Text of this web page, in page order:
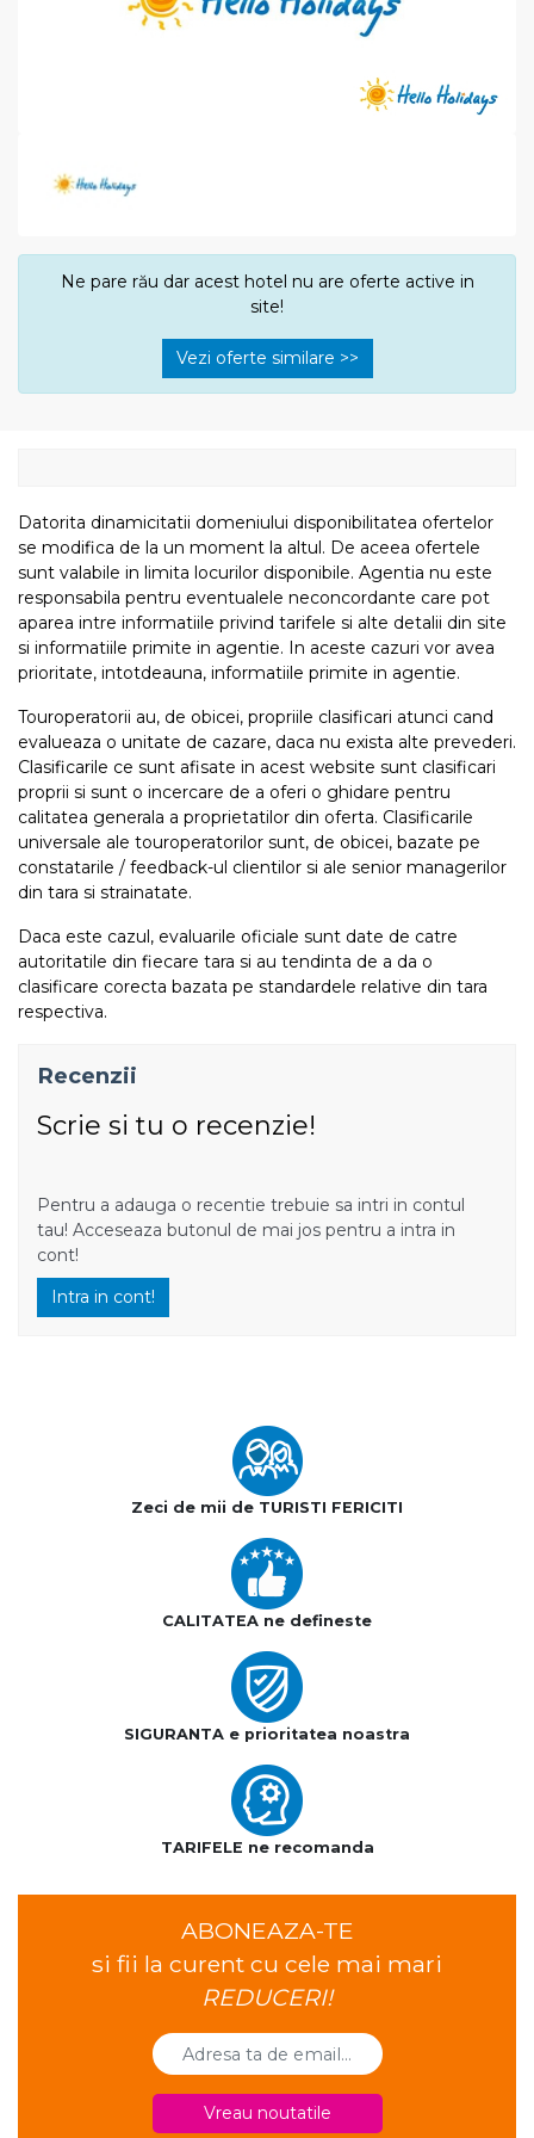
Ne pare rău dar acest hotel nu are oferte active in
site!
Vezi oferte similare >>
Datorita dinamicitatii domeniului disponibilitatea ofertelor
se modifica de la un moment la altul. De aceea ofertele
sunt valabile in limita locurilor disponibile. Agentia nu este
responsabila pentru eventualele neconcordante care pot
aparea intre informatiile privind tarifele si alte detalii din site
si informatiile primite in agentie. In aceste cazuri vor avea
prioritate, intotdeauna, informatiile primite in agentie.
Touroperatorii au, de obicei, propriile clasificari atunci cand
evalueaza o unitate de cazare, daca nu exista alte prevederi.
Clasificarile ce sunt afisate in acest website sunt clasificari
proprii si sunt o incercare de a oferi o ghidare pentru
calitatea generala a proprietatilor din oferta. Clasificarile
universale ale touroperatorilor sunt, de obicei, bazate pe
constatarile / feedback-ul clientilor si ale senior managerilor
din tara si strainatate.
Daca este cazul, evaluarile oficiale sunt date de catre
autoritatile din fiecare tara si au tendinta de a da o
clasificare corecta bazata pe standardele relative din tara
respectiva.
Recenzii
Scrie si tu o recenzie!
Pentru a adauga o recentie trebuie sa intri in contul
tau! Acceseaza butonul de mai jos pentru a intra in
cont!
Intra in cont!
Zeci de mii de TURISTI FERICITI
CALITATEA ne defineste
SIGURANTA e prioritatea noastra
TARIFELE ne recomanda
ABONEAZA-TE
si fii la curent cu cele mai mari
REDUCERI!
Vreau noutatile